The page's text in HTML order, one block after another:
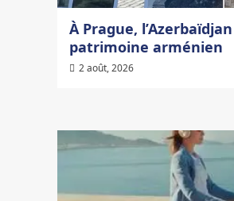
À Prague,
patrimoine arménien
2 août, 2026